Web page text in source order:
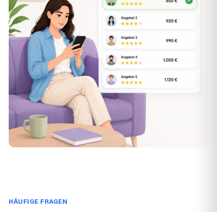
HÄUFIGE FRAGEN